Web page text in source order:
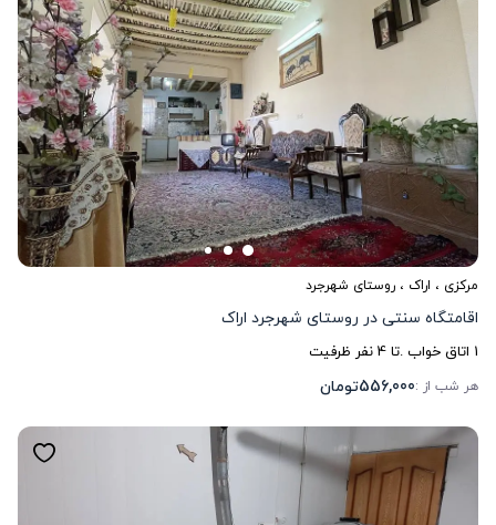
مرکزی ، اراک ، روستای شهرجرد
اقامتگاه سنتی در روستای شهرجرد اراک
1 اتاق خواب .تا4نفر ظرفیت
هر شب از :556,000تومان